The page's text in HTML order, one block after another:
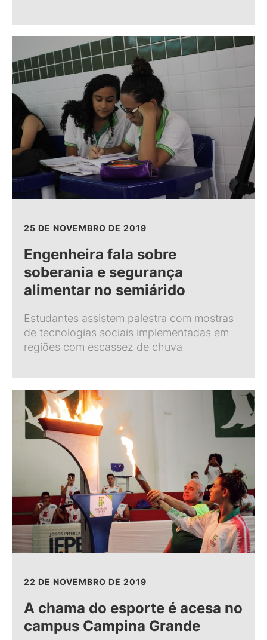
25 DE NOVEMBRO DE 2019
Engenheira fala sobre
soberania e segurança
alimentar no semiárido
Estudantes assistem palestra com mostras
de tecnologias sociais implementadas em
regiões com escassez de chuva
22 DE NOVEMBRO DE 2019
A chama do esporte é acesa no
campus Campina Grande